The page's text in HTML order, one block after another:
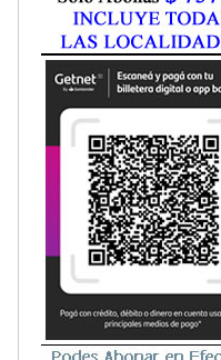
Ginecología / Obstetricia
Hematología
Histología
Homeopatía
Infectología
Inmunología
Instrumentación Quirurgica
Medicina del Deporte / Rehabilitación
Medicina Emergencias / Urgencias
Medicina Forense / Legal
Medicina General
Medicina Interna
Microbiología